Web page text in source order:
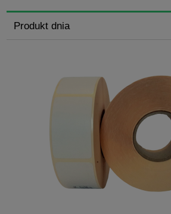
Produkt dnia